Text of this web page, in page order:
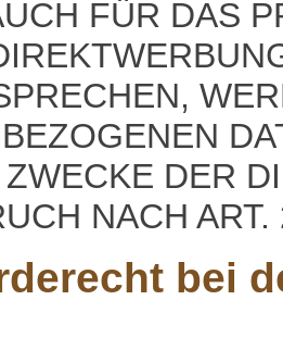
FÜR DAS
DER
NACH
bei